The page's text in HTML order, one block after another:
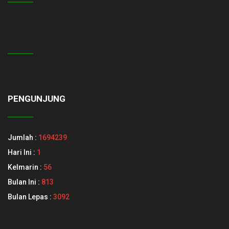
PENGUNJUNG
Jumlah : 1694239
Hari Ini : 1
Kelmarin : 56
Bulan Ini : 813
Bulan Lepas : 3092